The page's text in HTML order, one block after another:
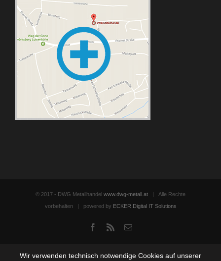
© 2017 - DWG Metallhandel www.dwg-metall.at | Alle Rechte
vorbehalten | powered by ECKER.Digital IT Solutions
Facebook
Rss Email
Wir verwenden technisch notwendige Cookies auf unserer